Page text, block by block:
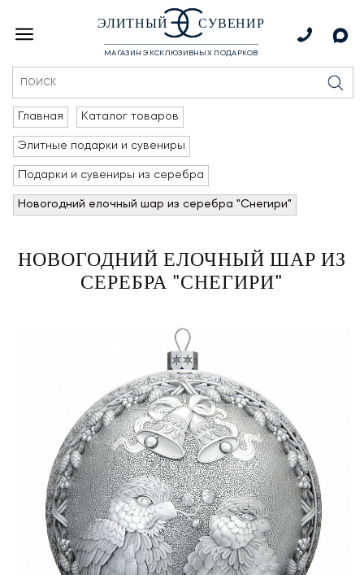
ЭЛИТНЫЙ СУВЕНИР
МАГАЗИН ЭКСКЛЮЗИВНЫХ ПОДАРКОВ
Главная Каталог товаров
Элитные подарки и сувениры
Подарки и сувениры из серебра
Новогодний елочный шар из серебра "Снегири"
НОВОГОДНИЙ ЕЛОЧНЫЙ ШАР ИЗ
СЕРЕБРА "СНЕГИРИ"